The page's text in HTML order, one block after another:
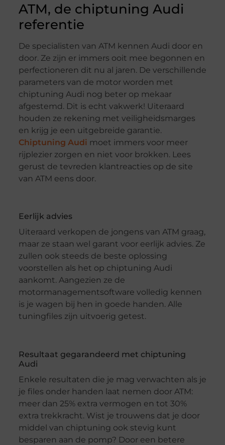
ATM, de chiptuning Audi
referentie
De specialisten van ATM kennen Audi door en
door. Ze zijn er immers ooit mee begonnen en
perfectioneren dit nu al jaren. De verschillende
parameters van de motor worden met
chiptuning Audi nog beter op mekaar
afgestemd. Dit is echt vakwerk! Uiteraard
houden ze rekening met veiligheidsmarges
en krijg je een uitgebreide garantie.
Chiptuning Audi moet immers voor meer
rijplezier zorgen en niet voor brokken. Lees
gerust de tevreden klantreacties op de site
van ATM eens door.
Eerlijk advies
Uiteraard verkopen de jongens van ATM graag,
maar ze staan wel garant voor eerlijk advies. Ze
zullen ook steeds de beste oplossing
voorstellen als het op chiptuning Audi
aankomt. Aangezien ze de
motormanagementsoftware volledig kennen
is je wagen bij hen in goede handen. Alle
tuningfiles zijn uitvoerig getest.
Resultaat gegarandeerd met chiptuning
Audi
Enkele resultaten die je mag verwachten als je
je files onder handen laat nemen door ATM:
meer dan 25% extra vermogen en tot 30%
extra trekkracht. Wist je trouwens dat je door
middel van chiptuning ook stevig kunt
besparen aan de pomp? Door een betere